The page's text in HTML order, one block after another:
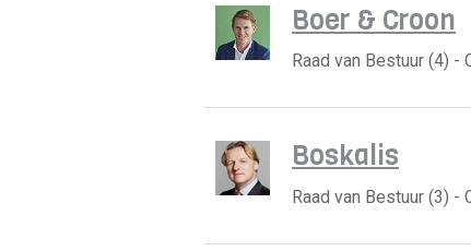
Boer & Croon
Raad van Bestuur (4) -
Boskalis
Raad van Bestuur (3) -